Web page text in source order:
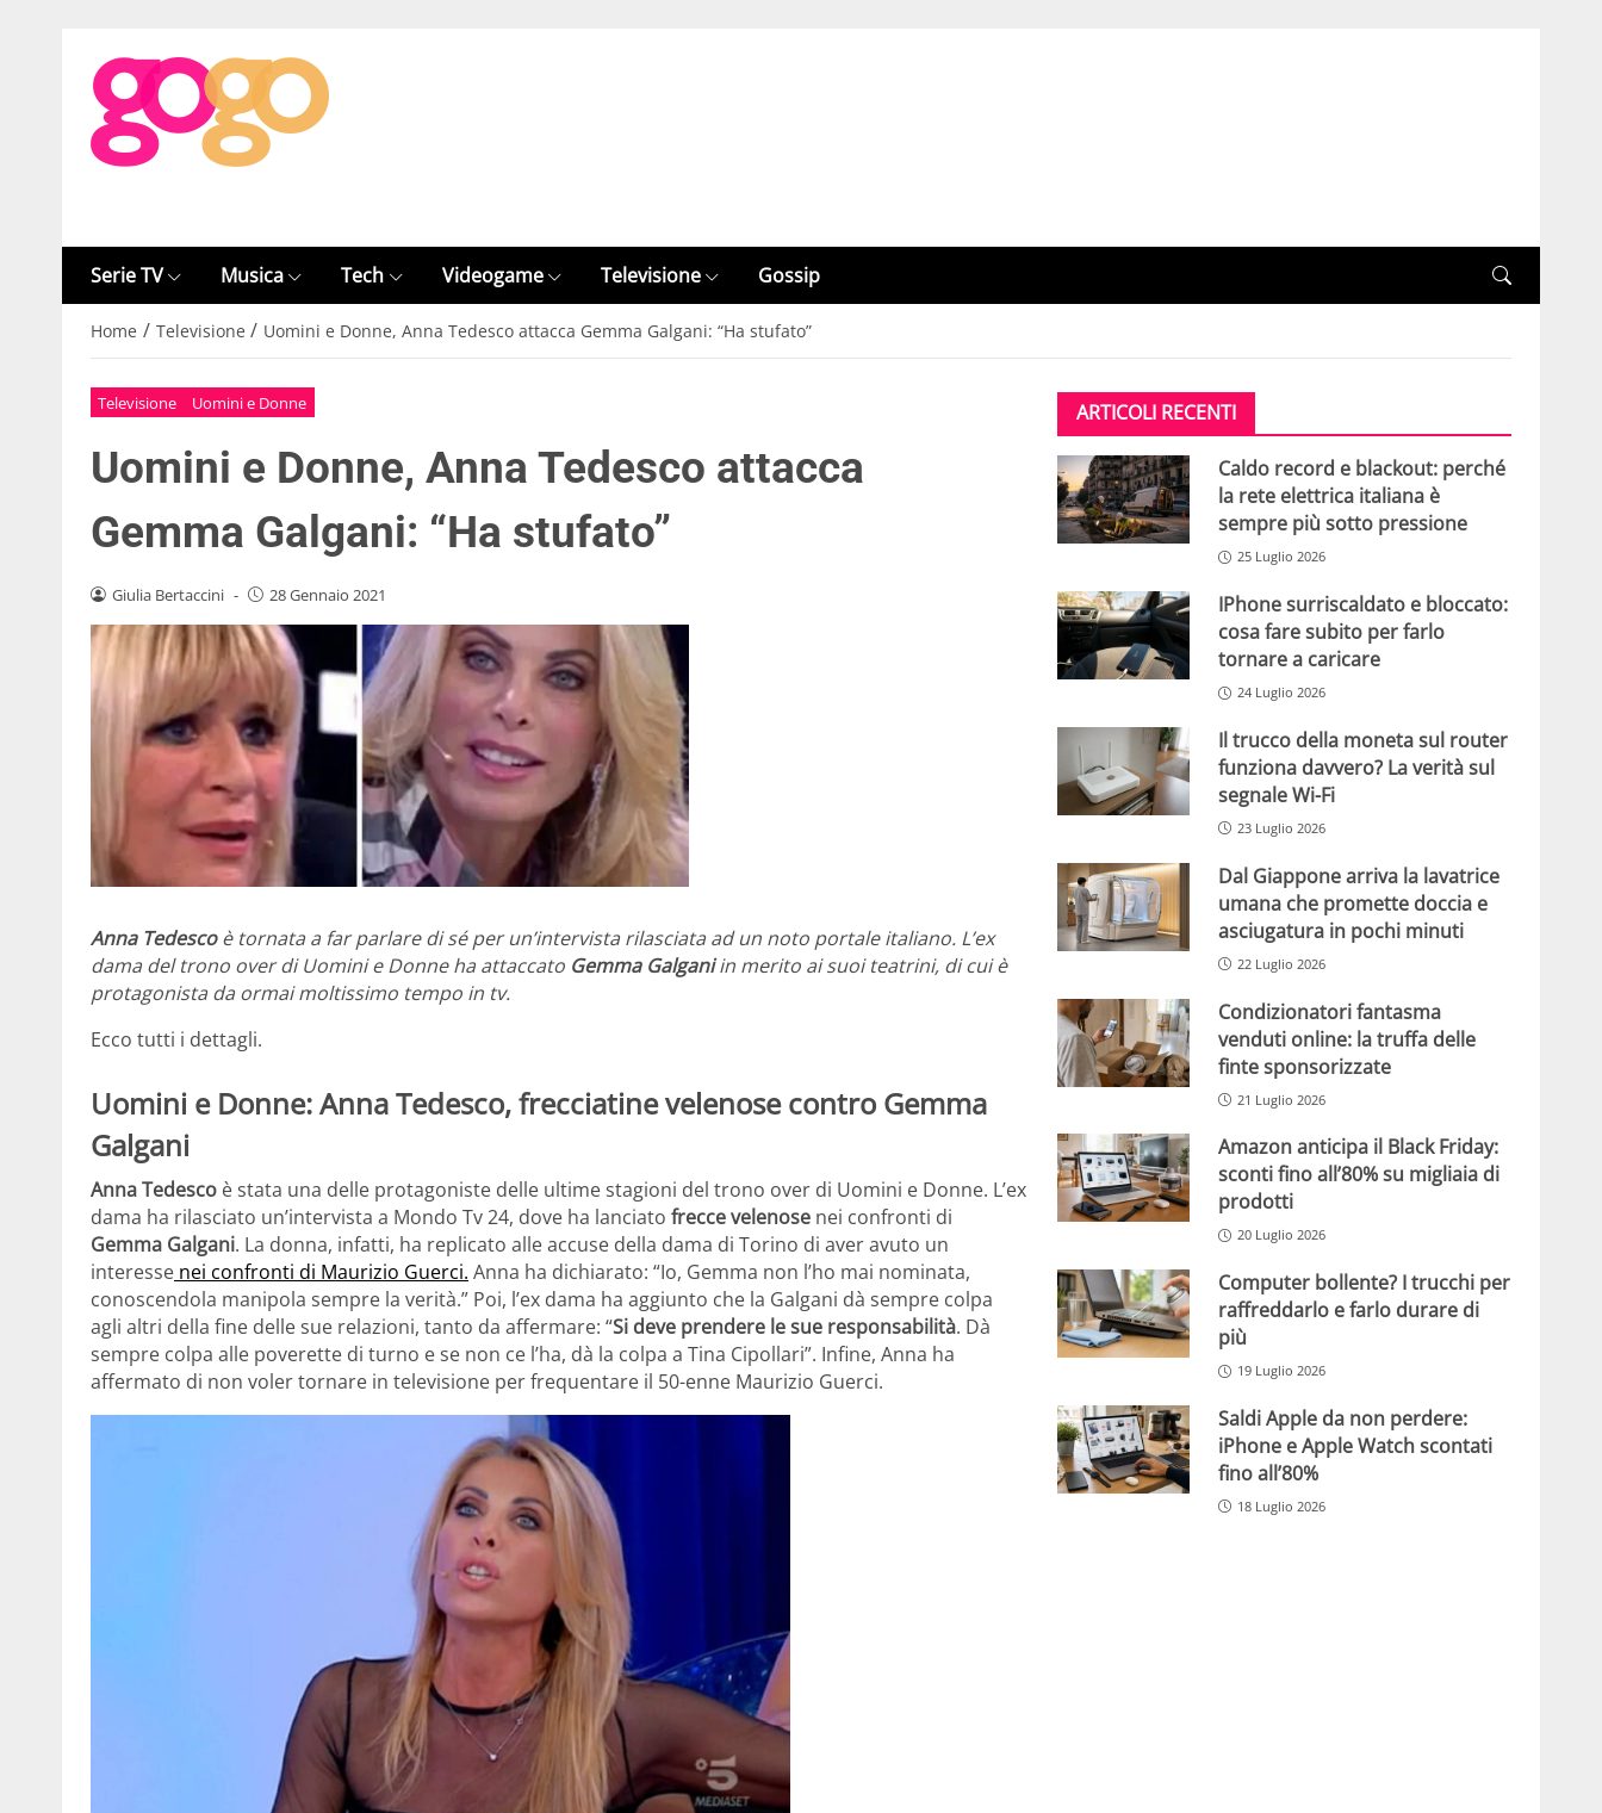
Serie TV Musica Tech Videogame Televisione Gossip
Home / Televisione / Uomini e Donne, Anna Tedesco attacca Gemma Galgani: “Ha stufato”
Televisione Uomini e Donne
Uomini e Donne, Anna Tedesco attacca
Gemma Galgani: “Ha stufato”
Giulia Bertaccini - 28 Gennaio 2021
Anna Tedescoè tornata a far parlare di sé per un’intervista rilasciata ad un noto portale italiano. L’ex
dama del trono over di Uomini e Donne ha attaccato Gemma Galganiin merito ai suoi teatrini, di cui è
protagonista da ormai moltissimo tempo in tv.
Ecco tutti i dettagli.
Uomini e Donne: Anna Tedesco, frecciatine velenose contro Gemma
Galgani
Anna Tedesco è stata una delle protagoniste delle ultime stagioni del trono over di Uomini e Donne. L’ex
dama ha rilasciato un’intervista a Mondo Tv 24, dove ha lanciato frecce velenose nei confronti di
Gemma Galgani. La donna, infatti, ha replicato alle accuse della dama di Torino di aver avuto un
interesse nei confronti di Maurizio Guerci. Anna ha dichiarato: “Io, Gemma non l’ho mai nominata,
conoscendola manipola sempre la verità.” Poi, l’ex dama ha aggiunto che la Galgani dà sempre colpa
agli altri della fine delle sue relazioni, tanto da affermare: “Si deve prendere le sue responsabilità. Dà
sempre colpa alle poverette di turno e se non ce l’ha, dà la colpa a Tina Cipollari”. Infine, Anna ha
affermato di non voler tornare in televisione per frequentare il 50-enne Maurizio Guerci.
ARTICOLI RECENTI
Caldo record e blackout: perché
la rete elettrica italiana è
sempre più sotto pressione
25 Luglio 2026
IPhone surriscaldato e bloccato:
cosa fare subito per farlo
tornare a caricare
24 Luglio 2026
Il trucco della moneta sul router
funziona davvero? La verità sul
segnale Wi-Fi
23 Luglio 2026
Dal Giappone arriva la lavatrice
umana che promette doccia e
asciugatura in pochi minuti
22 Luglio 2026
Condizionatori fantasma
venduti online: la truffa delle
finte sponsorizzate
21 Luglio 2026
Amazon anticipa il Black Friday:
sconti fino all’80% su migliaia di
prodotti
20 Luglio 2026
Computer bollente? I trucchi per
raffreddarlo e farlo durare di
più
19 Luglio 2026
Saldi Apple da non perdere:
iPhone e Apple Watch scontati
fino all’80%
18 Luglio 2026